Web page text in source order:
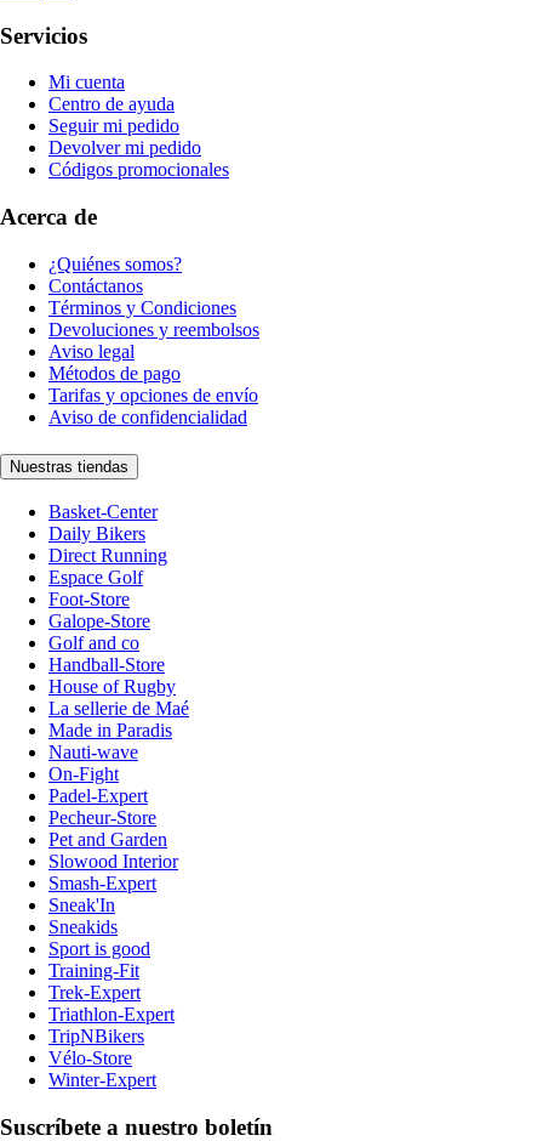
Servicios
Mi cuenta
Centro de ayuda
Seguir mi pedido
Devolver mi pedido
Códigos promocionales
Acerca de
¿Quiénes somos?
Contáctanos
Términos y Condiciones
Devoluciones y reembolsos
Aviso legal
Métodos de pago
Tarifas y opciones de envío
Aviso de confidencialidad
Nuestras tiendas
Basket-Center
Daily Bikers
Direct Running
Espace Golf
Foot-Store
Galope-Store
Golf and co
Handball-Store
House of Rugby
La sellerie de Maé
Made in Paradis
Nauti-wave
On-Fight
Padel-Expert
Pecheur-Store
Pet and Garden
Slowood Interior
Smash-Expert
Sneak'In
Sneakids
Sport is good
Training-Fit
Trek-Expert
Triathlon-Expert
TripNBikers
Vélo-Store
Winter-Expert
Suscríbete a nuestro boletín